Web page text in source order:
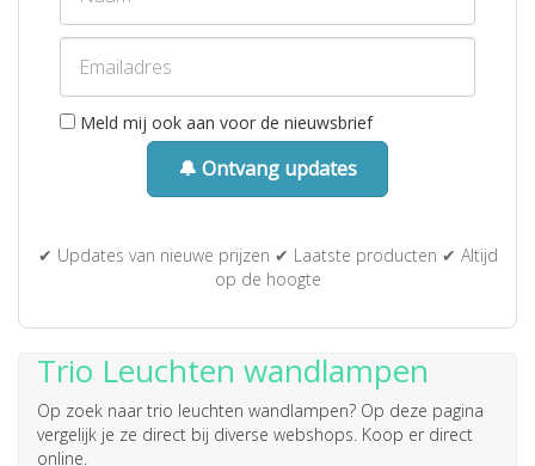
Meld mij ook aan voor de nieuwsbrief
🔔 Ontvang updates
✔ Updates van nieuwe prijzen ✔ Laatste producten ✔ Altijd
op de hoogte
Trio Leuchten wandlampen
Op zoek naar trio leuchten wandlampen? Op deze pagina
vergelijk je ze direct bij diverse webshops. Koop er direct
online.